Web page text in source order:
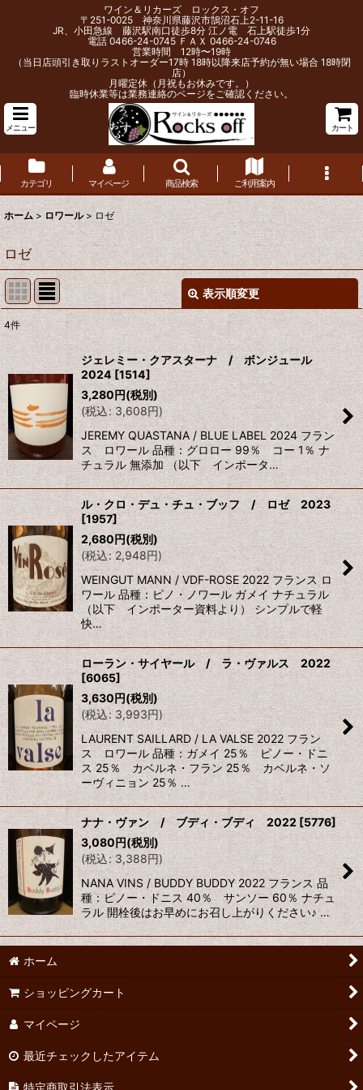
ワイン＆リカーズ ロックス・オフ
〒251-0025 神奈川県藤沢市鵠沼石上2-11-16
JR、小田急線 藤沢駅南口徒歩8分 江ノ電 石上駅徒歩1分
電話 0466-24-0745 ＦＡＸ 0466-24-0746
営業時間 12時〜19時
（当日店頭引き取りラストオーダー17時 18時以降来店予約が無い場合 18時閉
店）
月曜定休（月祝もお休みです。）
臨時休業等は業務連絡のページをご確認ください。
メニュー カート
カテゴリ マイページ 商品検索 ご利用案内
ホーム > ロワール > ロゼ
ロゼ
表示順変更
表示数 :
並び順:
絞り込む
4件
ジェレミー・クアスターナ / ボンジュール
2024 [1514]
3,280円(税別)
(税込: 3,608円)
JEREMY QUASTANA / BLUE LABEL 2024 フラン
ス ロワール 品種：グロロー 99％ コー 1％ ナ
チュラル 無添加 （以下 インポータ…
ル・クロ・デュ・チュ・ブッフ / ロゼ 2023
[1957]
2,680円(税別)
(税込: 2,948円)
WEINGUT MANN / VDF-ROSE 2022 フランス ロ
ワール 品種：ピノ・ノワール ガメイ ナチュラル
（以下 インポーター資料より） シンプルで軽
快…
ローラン・サイヤール / ラ・ヴァルス 2022
[6065]
3,630円(税別)
(税込: 3,993円)
LAURENT SAILLARD / LA VALSE 2022 フラン
ス ロワール 品種：ガメイ 25％ ピノー・ドニ
ス 25％ カベルネ・フラン 25％ カベルネ・ソ
ーヴィニョン 25％ …
ナナ・ヴァン / ブディ・ブディ 2022 [5776]
3,080円(税別)
(税込: 3,388円)
NANA VINS / BUDDY BUDDY 2022 フランス 品
種：ピノー・ドニス 40％ サンソー 60％ ナチュ
ラル 開栓後はお早めにお召し上がりください♪ …
ホーム
ショッピングカート
マイページ
最近チェックしたアイテム